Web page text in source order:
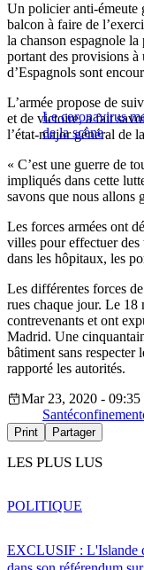
Un policier anti-émeute
balcon à faire de
la chanson espagnole
portant des provisions
d’Espagnols sont
Le coronavirus
de la scène
L’armée propose de
et de victoire, a fait
l’état-major général de
« C’est une guerre de
impliqués dans cette
savons que nous allons
Les forces armées ont
villes pour effectuer des
dans les hôpitaux, les
Les différentes forces
rues chaque jour. Le 18
contrevenants et ont
Madrid. Une
bâtiment sans respecter
rapporté les autorités.
Mar 23, 2020 - 09:35
Santéconfinement
Print Partager
LES PLUS LUS
EXCLUSIF : L'Islande
POLITIQUE